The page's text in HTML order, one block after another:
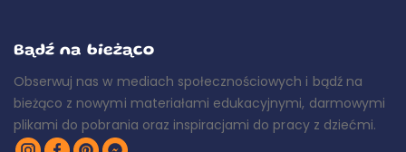
Bądź na bieżąco
Obserwuj nas w mediach społecznościowych i bądź na
bieżąco z nowymi materiałami edukacyjnymi, darmowymi
plikami do pobrania oraz inspiracjami do pracy z dziećmi.